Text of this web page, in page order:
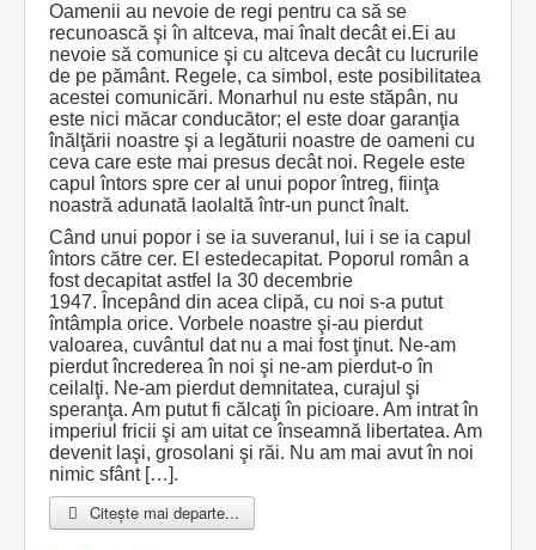
Oamenii au nevoie de regi pentru ca să se
recunoască şi în altceva, mai înalt decât ei.Ei au
nevoie să comunice şi cu altceva decât cu lucrurile
de pe pământ. Regele, ca simbol, este posibilitatea
acestei comunicări. Monarhul nu este stăpân, nu
este nici măcar conducător; el este doar garanţia
înălţării noastre şi a legăturii noastre de oameni cu
ceva care este mai presus decât noi. Regele este
capul întors spre cer al unui popor întreg, fiinţa
noastră adunată laolaltă într-un punct înalt.
Când unui popor i se ia suveranul, lui i se ia capul
întors către cer. El estedecapitat. Poporul român a
fost decapitat astfel la 30 decembrie
1947. Începând din acea clipă, cu noi s-a putut
întâmpla orice. Vorbele noastre şi-au pierdut
valoarea, cuvântul dat nu a mai fost ţinut. Ne-am
pierdut încrederea în noi şi ne-am pierdut-o în
ceilalţi. Ne-am pierdut demnitatea, curajul şi
speranţa. Am putut fi călcaţi în picioare. Am intrat în
imperiul fricii şi am uitat ce înseamnă libertatea. Am
devenit laşi, grosolani şi răi. Nu am mai avut în noi
nimic sfânt […].
Citește mai departe...